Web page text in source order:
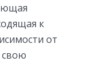
к
от
свою